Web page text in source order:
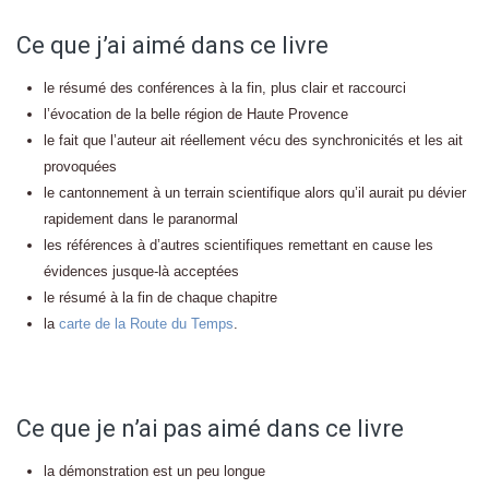
Ce que j’ai aimé dans ce livre
le résumé des conférences à la fin, plus clair et raccourci
l’évocation de la belle région de Haute Provence
le fait que l’auteur ait réellement vécu des synchronicités et les ait
provoquées
le cantonnement à un terrain scientifique alors qu’il aurait pu dévier
rapidement dans le paranormal
les références à d’autres scientifiques remettant en cause les
évidences jusque-là acceptées
le résumé à la fin de chaque chapitre
la carte de la Route du Temps.
Ce que je n’ai pas aimé dans ce livre
la démonstration est un peu longue